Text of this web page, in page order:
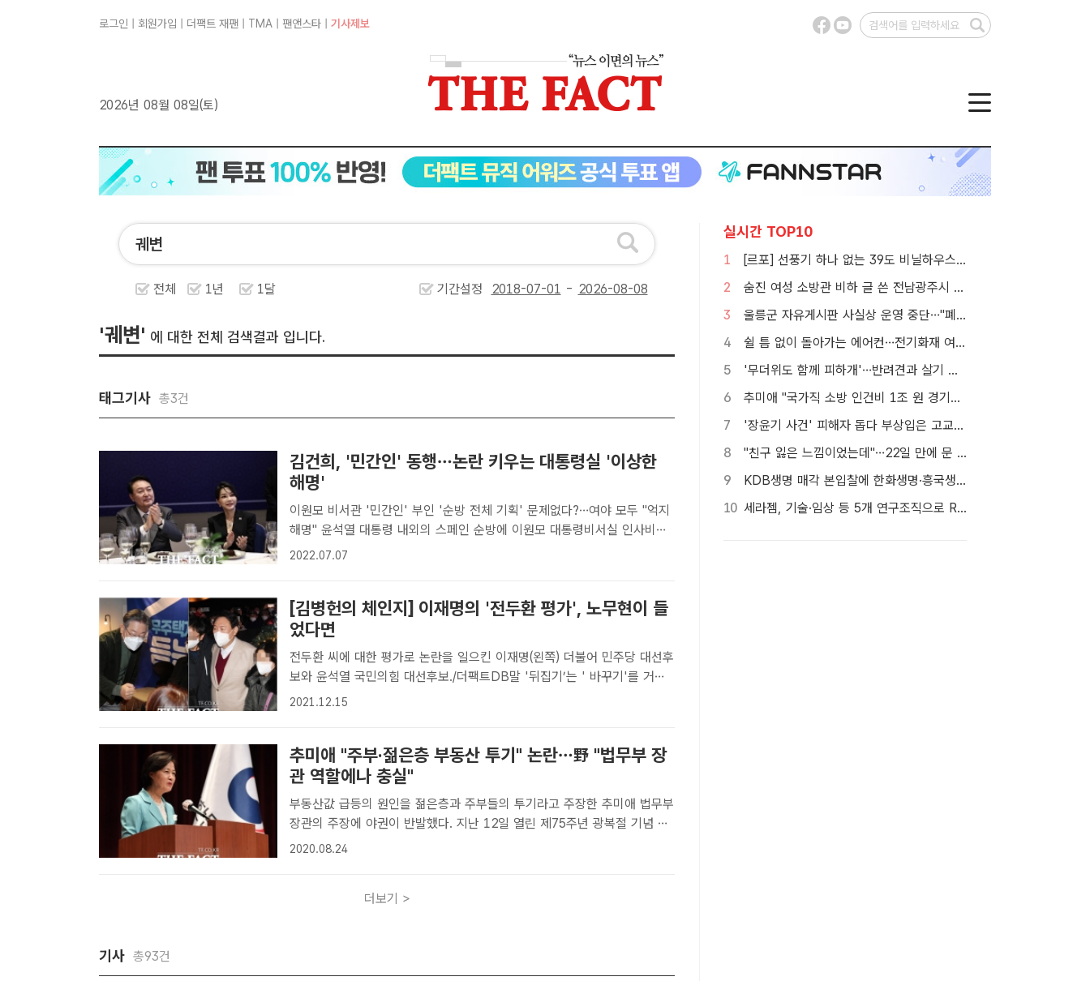
로그인 회원가입 더팩트 재팬 TMA 팬앤스타 기사제보
2026년 08월 08일(토)
전체 1년 1달 기간설정 -
'궤변' 에 대한 전체 검색결과 입니다.
태그기사 총3건
김건희, '민간인' 동행…논란 키우는 대통령실 '이상한
해명'
이원모 비서관 '민간인' 부인 '순방 전체 기획' 문제없다?…여야 모두 "억지
해명" 윤석열 대통령 내외의 스페인 순방에 이원모 대통령비서실 인사비서
관의 부인 신모 씨가 '민간인 기타 수행원' 자격으로 동행한 것이 뒤늦게 드
2022.07.07
[김병헌의 체인지] 이재명의 '전두환 평가', 노무현이 들
었다면
전두환 씨에 대한 평가로 논란을 일으킨 이재명(왼쪽) 더불어 민주당 대선후
보와 윤석열 국민의힘 대선후보./더팩트DB말 '뒤집기’는 ' 바꾸기'를 거쳐
‘거짓말’로 귀결 [더팩트ㅣ김병헌 기자] 윤석열 국민의힘 대선 후보는 지난
2021.12.15
추미애 "주부·젊은층 부동산 투기" 논란…野 "법무부 장
관 역할에나 충실"
부동산값 급등의 원인을 젊은층과 주부들의 투기라고 주장한 추미애 법무부
장관의 주장에 야권이 반발했다. 지난 12일 열린 제75주년 광복절 기념 독
립유공자 후손 국적증서 수여식에 참석한 추 장관. /임세준 기자통합당 비판
2020.08.24
더보기 >
기사 총93건
실시간 TOP10
1
[르포] 선풍기 하나 없는 39도 비닐하우스…이주노동자의 '악몽같은 폭염'
2
숨진 여성 소방관 비하 글 쓴 전남광주시 공무원 입건
3
울릉군 자유게시판 사실상 운영 중단…"폐쇄" vs "소통창구 지켜야"
4
쉴 틈 없이 돌아가는 에어컨…전기화재 여름철에 몰린다
5
'무더위도 함께 피하개'…반려견과 살기 좋은 자치구는 어디
6
추미애 "국가직 소방 인건비 1조 원 경기도가 대납…재정개혁 시급"
7
'장윤기 사건' 피해자 돕다 부상입은 고교생 의상자 인정
8
"친구 잃은 느낌이었는데"…22일 만에 문 연 홈플러스 가보니[TF현장]
9
KDB생명 매각 본입찰에 한화생명·흥국생명·한투금융 등 3개사 참여
10
세라젬, 기술·임상 등 5개 연구조직으로 R&D 역량 강화